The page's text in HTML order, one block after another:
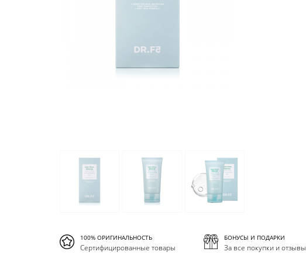
100% ОРИГИНАЛЬНОСТЬ
Сертифицированные товары
БОНУСЫ И ПОДАРКИ
За все покупки и отзывы